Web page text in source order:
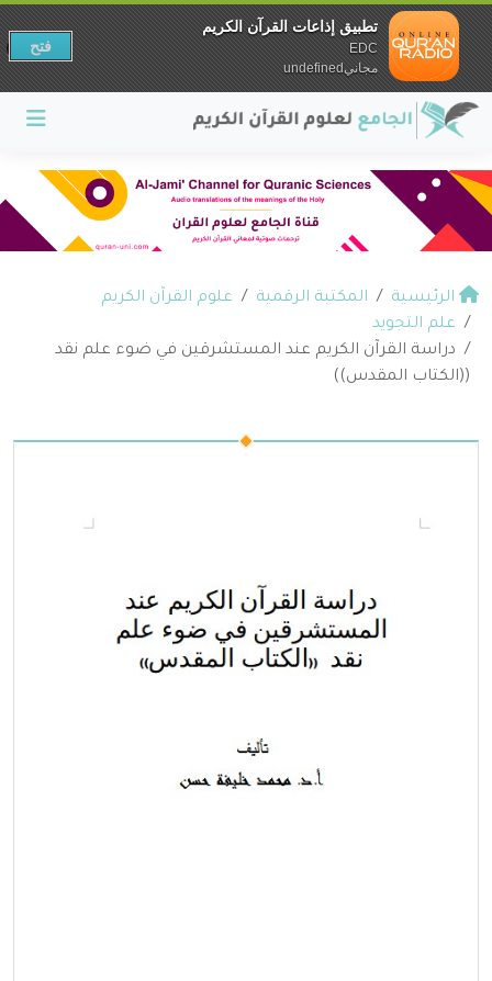
الرئيسية المكتبة الرقمية
علوم القرآن الكريم
علم التجويد
دراسة القرآن الكريم عند المستشرقين في ضوء علم نقد
((الكتاب المقدس))
تطبيق إذاعات القرآن الكريم
EDC
مجانيundefined
فتح